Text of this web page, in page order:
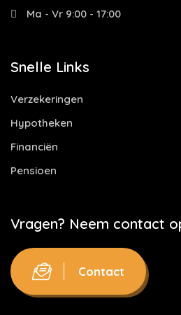
Ma - Vr 9:00 - 17:00
Snelle Links
Verzekeringen
Hypotheken
Financiën
Pensioen
Vragen? Neem contact
Contact